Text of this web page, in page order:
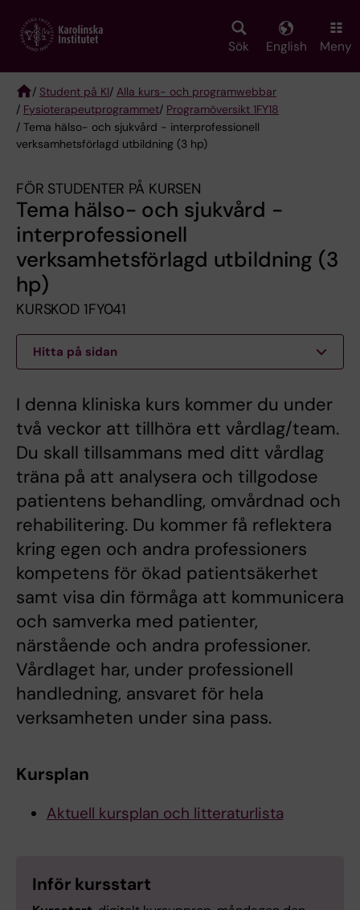
main
Sök English Meny
Breadcrumb
/ Student på KI/ Alla kurs- och programwebbar
/ Fysioterapeut­programmet/ Programöversikt 1FY18
/ Tema hälso- och sjukvård - interprofessionell
verksamhetsförlagd utbildning (3 hp)
FÖR STUDENTER PÅ KURSEN
Tema hälso- och sjukvård -
interprofessionell
verksamhetsförlagd utbildning (3
hp)
KURSKOD 1FY041
Hitta på sidan
I denna kliniska kurs kommer du under
två veckor att tillhöra ett vårdlag/team.
Du skall tillsammans med ditt vårdlag
träna på att analysera och tillgodose
patientens behandling, omvårdnad och
rehabilitering. Du kommer få reflektera
kring egen och andra professioners
kompetens för ökad patientsäkerhet
samt visa din förmåga att kommunicera
och samverka med patienter,
närstående och andra professioner.
Vårdlaget har, under professionell
handledning, ansvaret för hela
verksamheten under sina pass.
Kursplan
Aktuell kursplan och litteraturlista
Inför kursstart